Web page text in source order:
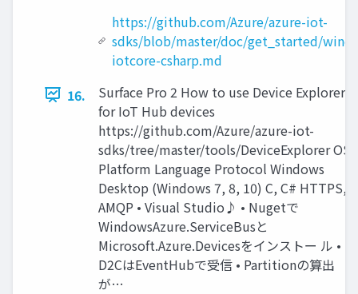
https://github.com/Azure/azure-iot-
sdks/blob/master/doc/get_started/
iotcore-csharp.md
16.
Surface Pro 2 How to use Device Explorer
for IoT Hub devices
https://github.com/Azure/azure-iot-
sdks/tree/master/tools/DeviceExplorer OS
Platform Language Protocol Windows
Desktop (Windows 7, 8, 10) C, C# HTTPS,
AMQP • Visual Studio♪ • Nugetで
WindowsAzure.ServiceBusと
Microsoft.Azure.Devicesをインストー ル •
D2CはEventHubで受信 • Partitionの算出
が…